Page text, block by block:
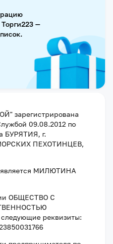
—
зарегистрирована
09.08.2012 по
БУРЯТИЯ, г.
ПЕХОТИНЦЕВ,
МИЛЮТИНА
ОБЩЕСТВО С
реквизиты: